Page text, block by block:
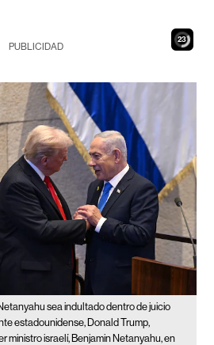
22
PUBLICIDAD
sea indultado dentro de juicio
estadounidense, Donald Trump,
ministro israelí, Benjamin Netanyahu, en